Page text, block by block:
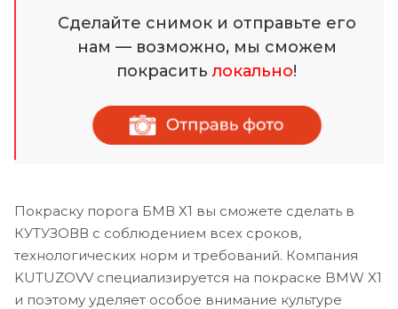
Сделайте снимок и отправьте его
нам — возможно, мы сможем
покраситьлокально!
Покраску порога БМВ Х1 вы сможете сделать в
КУТУЗОВВ с соблюдением всех сроков,
технологических норм и требований. Компания
KUTUZOVV специализируется на покраске BMW X1
и поэтому уделяет особое внимание культуре